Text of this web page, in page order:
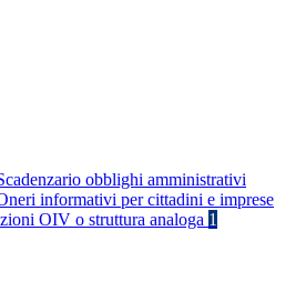
obblighi amministrativi
informativi per cittadini e imprese
OIV o struttura analoga 1